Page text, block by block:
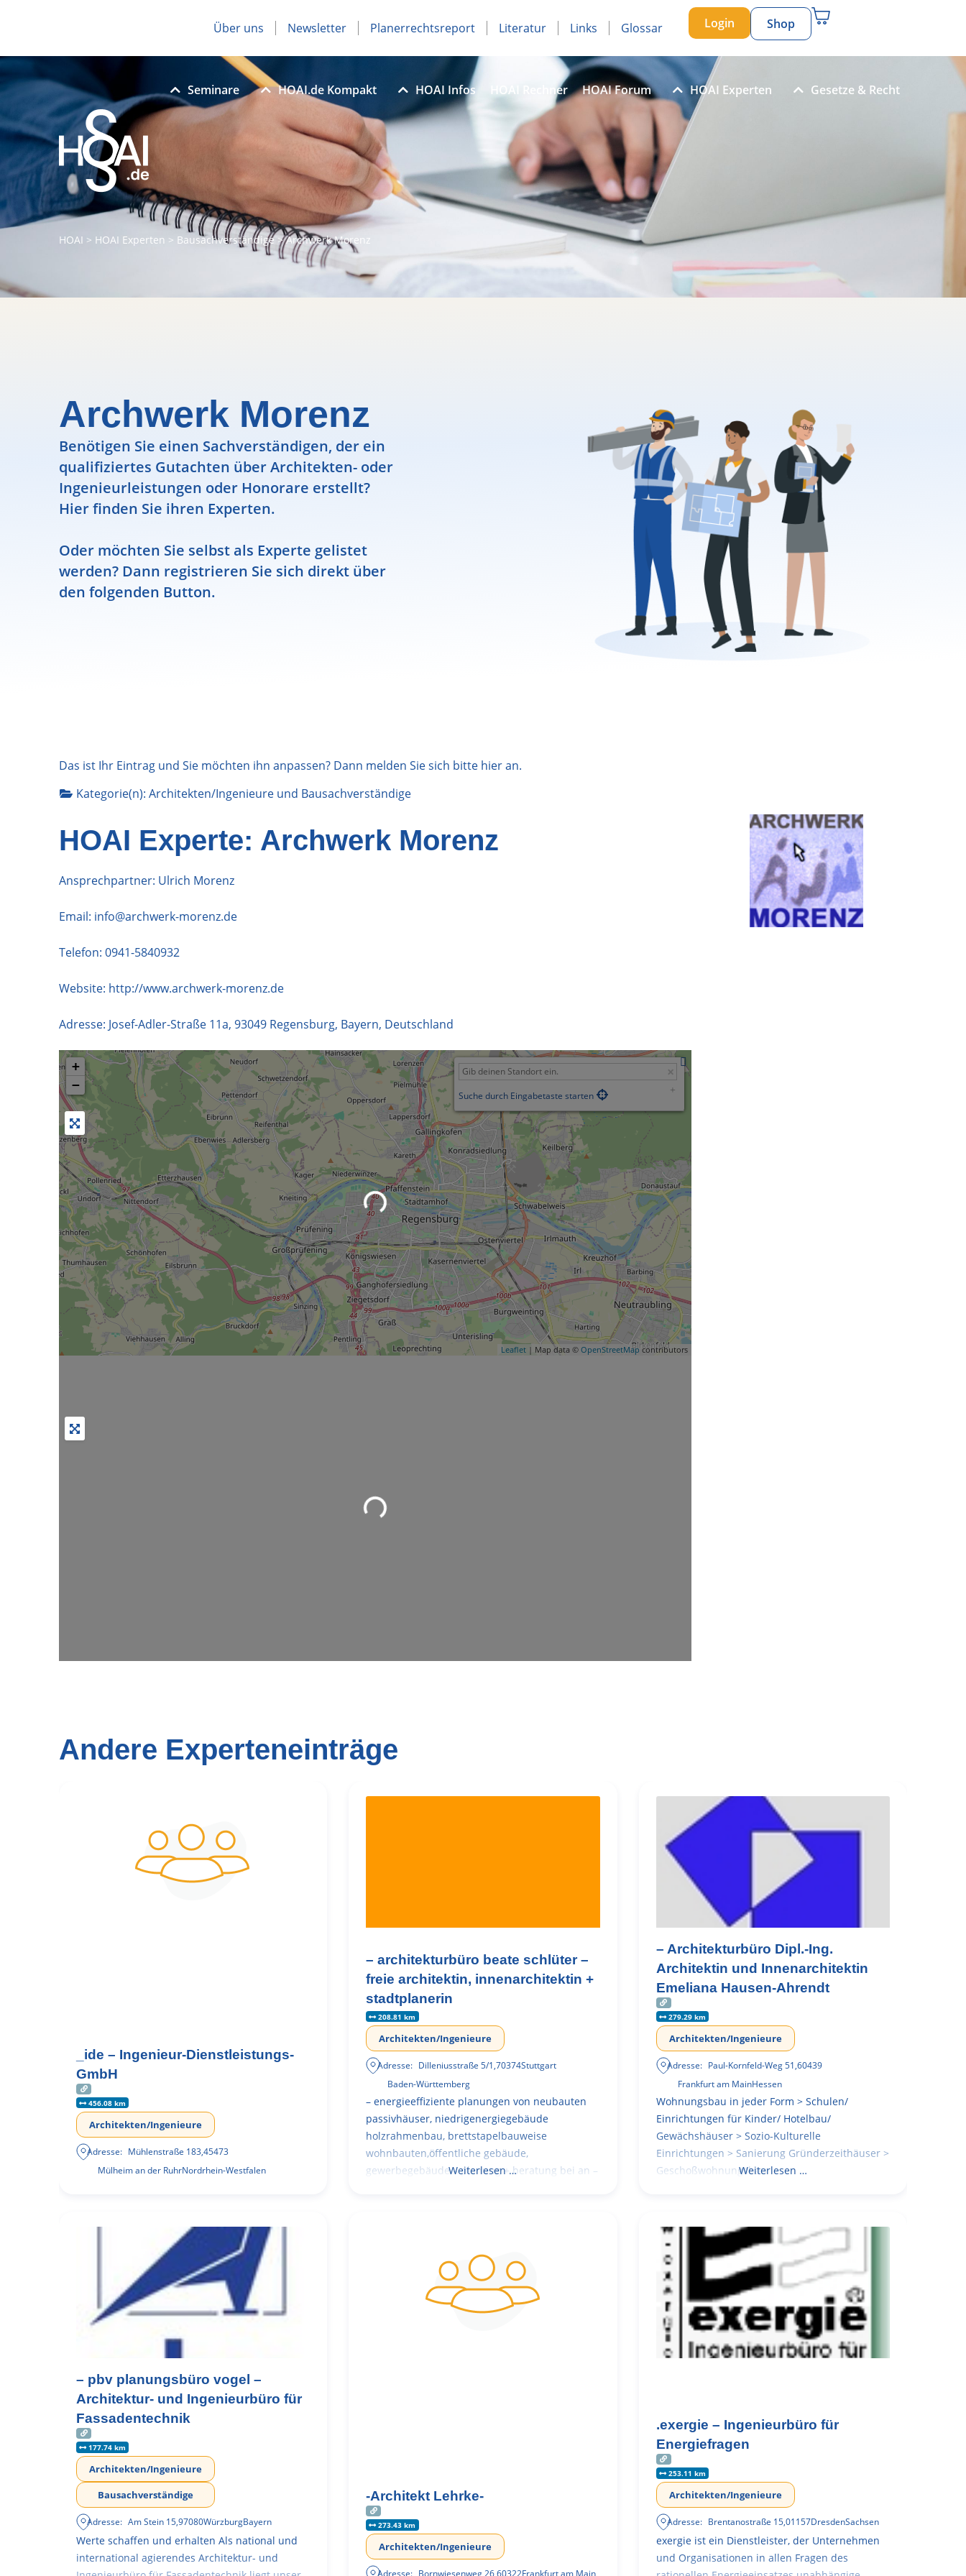
Über uns Newsletter Planerrechtsreport Literatur Links Glossar Login Shop
Seminare HOAI.de Kompakt HOAI Infos HOAI Rechner HOAI Forum HOAI Experten Gesetze & Recht
HOAI > HOAI Experten > Bausachverständige>Archwerk Morenz
Archwerk Morenz
Benötigen Sie einen Sachverständigen, der ein
qualifiziertes Gutachten über Architekten- oder
Ingenieurleistungen oder Honorare erstellt?
Hier finden Sie ihren Experten.
Oder möchten Sie selbst als Experte gelistet
werden? Dann registrieren Sie sich direkt über
den folgenden Button.
Das ist Ihr Eintrag und Sie möchten ihn anpassen? Dann melden Sie sich bitte hieran.
Kategorie(n): Architekten/Ingenieure und Bausachverständige
HOAI Experte: Archwerk Morenz
Ansprechpartner: Ulrich Morenz
Email: info@archwerk-morenz.de
Telefon: 0941-5840932
Website: http://www.archwerk-morenz.de
Adresse: Josef-Adler-Straße 11a, 93049 Regensburg, Bayern, Deutschland
+
−
Suche durch Eingabetaste starten
Leaflet | Map data © OpenStreetMap contributors
Wird geladen …
Andere Experteneinträge
_ide – Ingenieur-Dienstleistungs-
GmbH
456.08 km
Architekten/Ingenieure
Adresse: Mühlenstraße 183,45473
Mülheim an der RuhrNordrhein-Westfalen
– architekturbüro beate schlüter –
freie architektin, innenarchitektin +
stadtplanerin
208.81 km
Architekten/Ingenieure
Adresse: Dilleniusstraße 5/1,70374Stuttgart
Baden-Württemberg
– energieeffiziente planungen von neubauten
passivhäuser, niedrigenergiegebäude
holzrahmenbau, brettstapelbauweise
wohnbauten,öffentliche gebäude,
gewerbegebäude – planung + beratung bei an –
Weiterlesen …
– Architekturbüro Dipl.-Ing.
Architektin und Innenarchitektin
Emeliana Hausen-Ahrendt
279.29 km
Architekten/Ingenieure
Adresse: Paul-Kornfeld-Weg 51,60439
Frankfurt am MainHessen
Wohnungsbau in jeder Form > Schulen/
Einrichtungen für Kinder/ Hotelbau/
Gewächshäuser > Sozio-Kulturelle
Einrichtungen > Sanierung Gründerzeithäuser >
GeschoßwohnungsbauWeiterlesen …
– pbv planungsbüro vogel –
Architektur- und Ingenieurbüro für
Fassadentechnik
177.74 km
Architekten/Ingenieure
Bausachverständige
Adresse: Am Stein 15,97080WürzburgBayern
Werte schaffen und erhalten Als national und
international agierendes Architektur- und
-Architekt Lehrke-
273.43 km
Architekten/Ingenieure
Adresse: Bornwiesenweg 26,60322Frankfurt am Main
.exergie – Ingenieurbüro für
Energiefragen
253.11 km
Architekten/Ingenieure
Adresse: Brentanostraße 15,01157DresdenSachsen
exergie ist ein Dienstleister, der Unternehmen
und Organisationen in allen Fragen des